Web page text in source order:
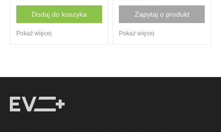
Dodaj do koszyka
Pokaż więcej
Zapytaj o produkt
Pokaż więcej